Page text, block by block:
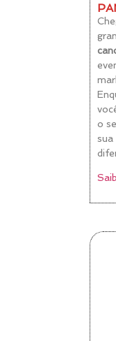
o
sua